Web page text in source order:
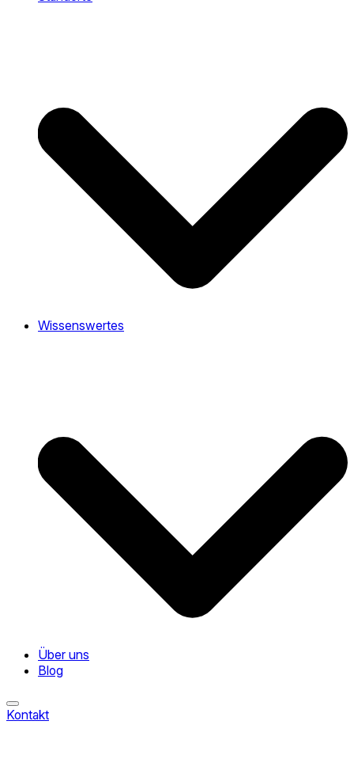
Wissenswertes
Über uns
Blog
Kontakt